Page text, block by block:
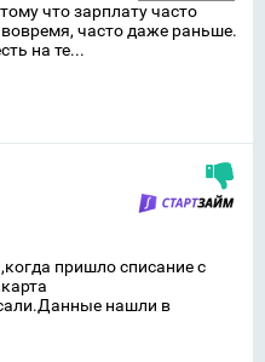
что зарплату часто
часто даже раньше.
на те...
пришло списание с
нашли в